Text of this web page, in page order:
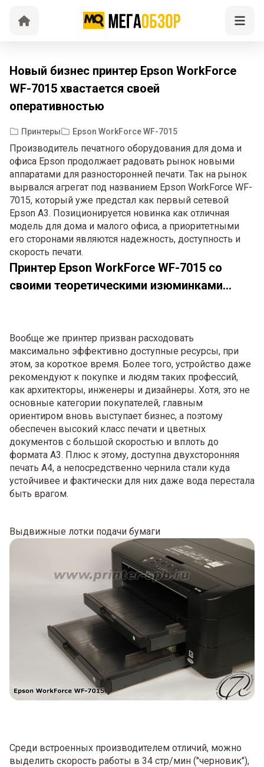
Новый бизнес принтер Epson WorkForce
WF-7015 хвастается своей
оперативностью
Принтеры Epson WorkForce WF-7015
Производитель печатного оборудования для дома и
офиса Epson продолжает радовать рынок новыми
аппаратами для разносторонней печати. Так на рынок
вырвался агрегат под названием Epson WorkForce WF-
7015, который уже предстал как первый сетевой
Epson A3. Позиционируется новинка как отличная
модель для дома и малого офиса, а приоритетными
его сторонами являются надежность, доступность и
скорость печати.
Принтер Epson WorkForce WF-7015 со
своими теоретическими изюминками...
Вообще же принтер призван расходовать
максимально эффективно доступные ресурсы, при
этом, за короткое время. Более того, устройство даже
рекомендуют к покупке и людям таких профессий,
как архитекторы, инженеры и дизайнеры. Хотя, это не
основные категории покупателей, главным
ориентиром вновь выступает бизнес, а поэтому
обеспечен высокий класс печати и цветных
документов с большой скоростью и вплоть до
формата А3. Плюс к этому, доступна двухсторонняя
печать А4, а непосредственно чернила стали куда
устойчивее и фактически для них даже вода перестала
быть врагом.
Выдвижные лотки подачи бумаги
Среди встроенных производителем отличий, можно
выделить скорость работы в 34 стр/мин ("черновик"),